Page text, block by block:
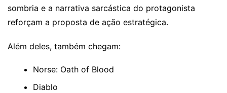
sombria e a narrativa sarcástica do protagonista
reforçam a proposta de ação estratégica.
Além deles, também chegam:
Norse: Oath of Blood
Diablo